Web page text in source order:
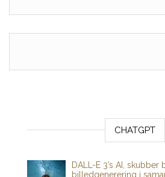
CHATGPT
DALL-E 3’s AI, skubber
billedgenerering i